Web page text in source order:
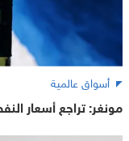
أسواق عالمية
مونغر: تراجع أسعار